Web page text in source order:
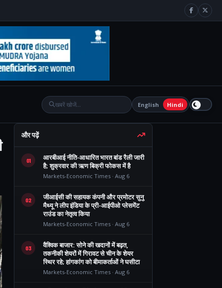
English Hindi
और पढ़ें
01
आरबीआई नीति-आधारित भारत बांड रैली जारी
है; शुक्रवार की ऋण बिक्री फोकस में है
Markets-Economic Times · Aug 6
02
जीआईसी की सहायक कंपनी और प्रमोटर सुनु
मैथ्यू ने लीप इंडिया के प्री-आईपीओ प्लेसमेंट
राउंड का नेतृत्व किया
Markets-Economic Times · Aug 6
03
वैश्विक बाजार: सोने की खदानों में बढ़त,
तकनीकी शेयरों में गिरावट से चीन के शेयर
स्थिर रहे; हांगकांग को बीमाकर्ताओं ने घसीटा
Markets-Economic Times · Aug 6